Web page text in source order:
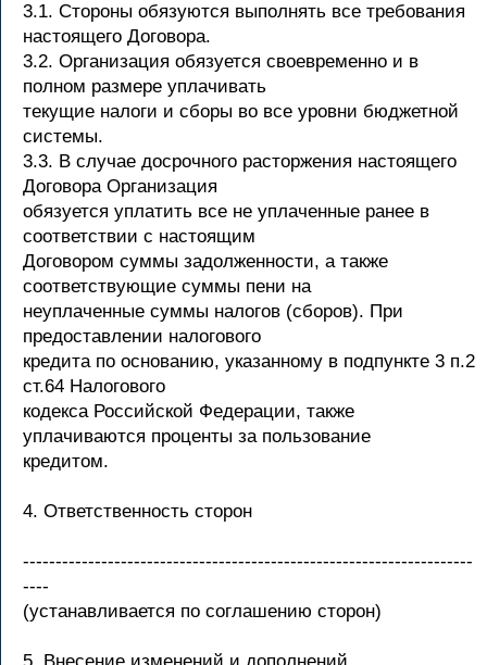
3.1. Стороны обязуются выполнять все требования
настоящего Договора.
3.2. Организация обязуется своевременно и в
полном размере уплачивать
текущие налоги и сборы во все уровни бюджетной
системы.
3.3. В случае досрочного расторжения настоящего
Договора Организация
обязуется уплатить все не уплаченные ранее в
соответствии с настоящим
Договором суммы задолженности, а также
соответствующие суммы пени на
неуплаченные суммы налогов (сборов). При
предоставлении налогового
кредита по основанию, указанному в подпункте 3 п.2
ст.64 Налогового
кодекса Российской Федерации, также
уплачиваются проценты за пользование
кредитом.
4. Ответственность сторон
---------------------------------------------------------------------
----
(устанавливается по соглашению сторон)